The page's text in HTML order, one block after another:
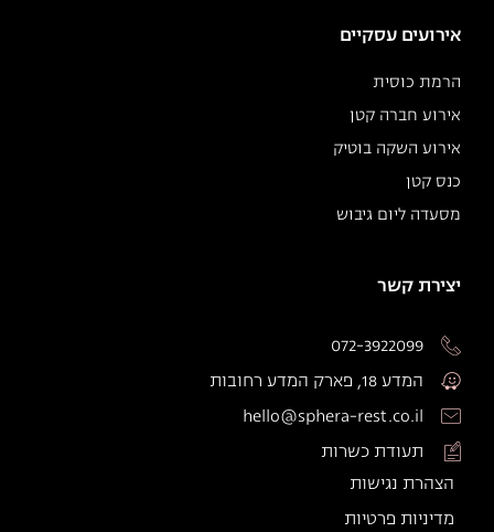
אירועים עסקיים
הרמת כוסית
אירוע חברה קטן
אירוע השקה בוטיק
כנס קטן
מסעדה ליום גיבוש
יצירת קשר
072-3922099
המדע 18, פארק המדע רחובות
hello@sphera-rest.co.il
תעודת כשרות
הצהרת נגישות
מדיניות פרטיות